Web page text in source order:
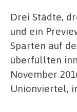
Drei Städte,
und ein
Sparten auf
überfüllten
November
Unionviertel,